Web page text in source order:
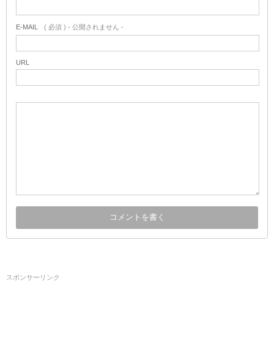
E-MAIL ( 必須 ) - 公開されません -
URL
スポンサーリンク